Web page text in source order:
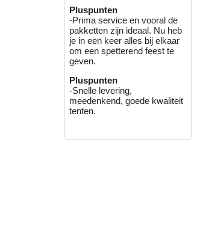
Pluspunten
-Prima service en vooral de
pakketten zijn ideaal. Nu heb
je in een keer alles bij elkaar
om een spetterend feest te
geven.
Pluspunten
-Snelle levering,
meedenkend, goede kwaliteit
tenten.